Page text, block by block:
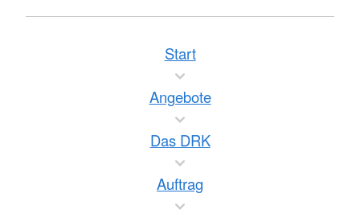
Start
Angebote
Das DRK
Auftrag